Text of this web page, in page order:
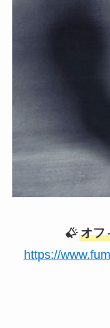
オフ
https://